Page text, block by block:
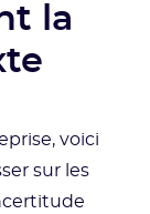
la
voici
sur les